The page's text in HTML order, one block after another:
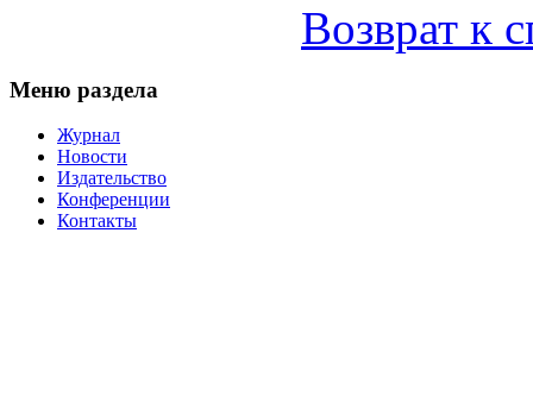
Возврат к
Меню раздела
Журнал
Новости
Издательство
Конференции
Контакты